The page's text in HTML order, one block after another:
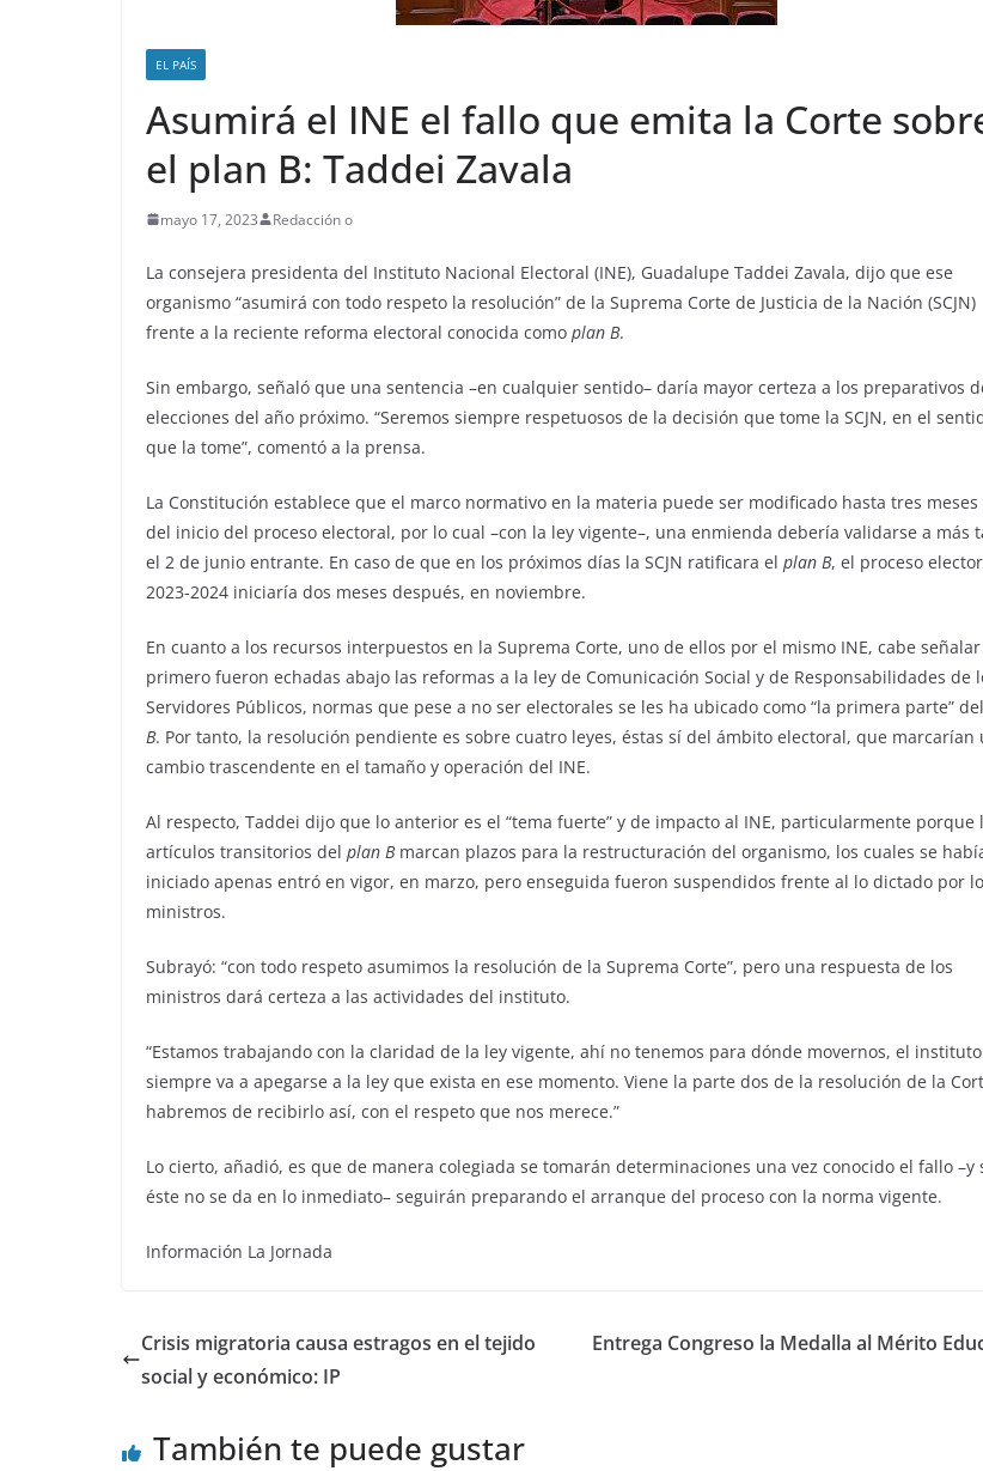
EL PAÍS
Asumirá el INE el fallo que emita la Corte
el plan B: Taddei Zavala
mayo 17, 2023 Redacción o
La consejera presidenta del Instituto Nacional Electoral (INE), Guadalupe Taddei Zavala, dijo que ese
organismo “asumirá con todo respeto la resolución” de la Suprema Corte de Justicia de la Nación (SCJN)
frente a la reciente reforma electoral conocida como plan B.
Sin embargo, señaló que una sentencia –en cualquier sentido– daría mayor certeza a los preparativos
elecciones del año próximo. “Seremos siempre respetuosos de la decisión que tome la SCJN, en el
que la tome”, comentó a la prensa.
La Constitución establece que el marco normativo en la materia puede ser modificado hasta tres meses
del inicio del proceso electoral, por lo cual –con la ley vigente–, una enmienda debería validarse a más
el 2 de junio entrante. En caso de que en los próximos días la SCJN ratificara el plan B, el proceso
2023-2024 iniciaría dos meses después, en noviembre.
En cuanto a los recursos interpuestos en la Suprema Corte, uno de ellos por el mismo INE, cabe
primero fueron echadas abajo las reformas a la ley de Comunicación Social y de Responsabilidades de
Servidores Públicos, normas que pese a no ser electorales se les ha ubicado como “la primera parte” del
B. Por tanto, la resolución pendiente es sobre cuatro leyes, éstas sí del ámbito electoral, que marcarían
cambio trascendente en el tamaño y operación del INE.
Al respecto, Taddei dijo que lo anterior es el “tema fuerte” y de impacto al INE, particularmente porque
artículos transitorios del plan Bmarcan plazos para la restructuración del organismo, los cuales se
iniciado apenas entró en vigor, en marzo, pero enseguida fueron suspendidos frente al lo dictado por
ministros.
Subrayó: “con todo respeto asumimos la resolución de la Suprema Corte”, pero una respuesta de los
ministros dará certeza a las actividades del instituto.
“Estamos trabajando con la claridad de la ley vigente, ahí no tenemos para dónde movernos, el instituto
siempre va a apegarse a la ley que exista en ese momento. Viene la parte dos de la resolución de la
habremos de recibirlo así, con el respeto que nos merece.”
Lo cierto, añadió, es que de manera colegiada se tomarán determinaciones una vez conocido el fallo –y
éste no se da en lo inmediato– seguirán preparando el arranque del proceso con la norma vigente.
Información La Jornada
Crisis migratoria causa estragos en el tejido
social y económico: IP
Entrega Congreso la Medalla al Mérito
También te puede gustar